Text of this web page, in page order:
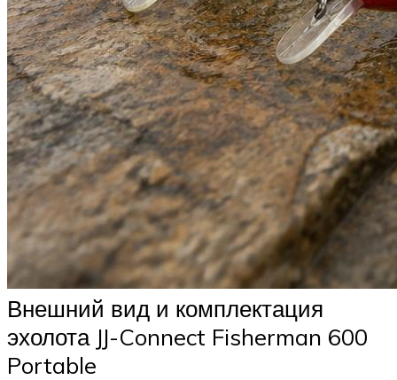
Внешний вид и комплектация
эхолота JJ-Connect Fisherman 600
Portable